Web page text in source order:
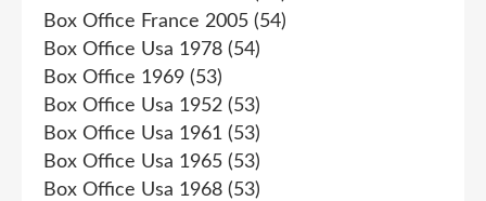
Box Office France 2005 (54)
Box Office Usa 1978 (54)
Box Office 1969 (53)
Box Office Usa 1952 (53)
Box Office Usa 1961 (53)
Box Office Usa 1965 (53)
Box Office Usa 1968 (53)